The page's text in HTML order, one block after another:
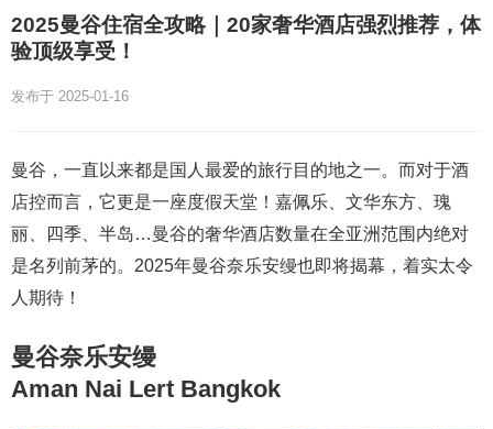
2025曼谷住宿全攻略｜20家奢华酒店强烈推荐，体
验顶级享受！
发布于 2025-01-16
曼谷，一直以来都是国人最爱的旅行目的地之一。而对于酒
店控而言，它更是一座度假天堂！嘉佩乐、文华东方、瑰
丽、四季、半岛…曼谷的奢华酒店数量在全亚洲范围内绝对
是名列前茅的。2025年曼谷奈乐安缦也即将揭幕，着实太令
人期待！
曼谷奈乐安缦
Aman Nai Lert Bangkok